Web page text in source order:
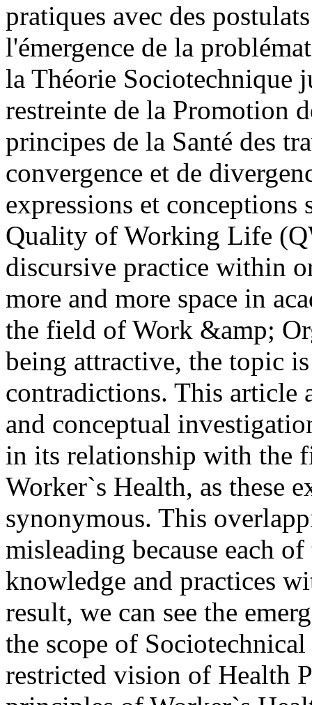
pratiques avec des
l'émergence de la
la Théorie Sociotechnique
restreinte de la Promotion
principes de la Santé des
convergence et de
expressions et
Quality of Working Life
discursive practice within
more and more space in
the field of Work &amp;
being attractive, the topic
contradictions. This article
and conceptual
in its relationship with the
Worker`s Health, as these
synonymous. This
misleading because each
knowledge and practices
result, we can see the
the scope of
restricted vision of Health